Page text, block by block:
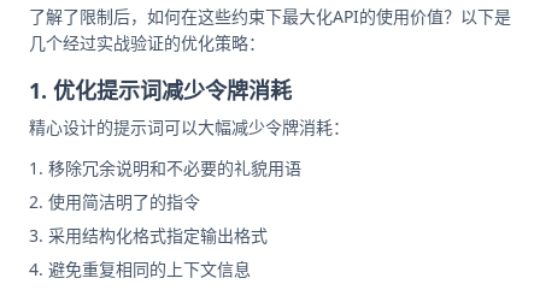
了解了限制后，如何在这些约束下最大化API的使用价值？以下是
几个经过实战验证的优化策略：
1. 优化提示词减少令牌消耗
精心设计的提示词可以大幅减少令牌消耗：
移除冗余说明和不必要的礼貌用语
使用简洁明了的指令
采用结构化格式指定输出格式
避免重复相同的上下文信息